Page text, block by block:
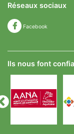
Réseaux sociaux
Facebook
Ils nous font